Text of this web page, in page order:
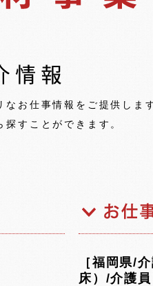
なお仕事情報をご提供しま
すことができます。
［福岡県/
床）/介護員